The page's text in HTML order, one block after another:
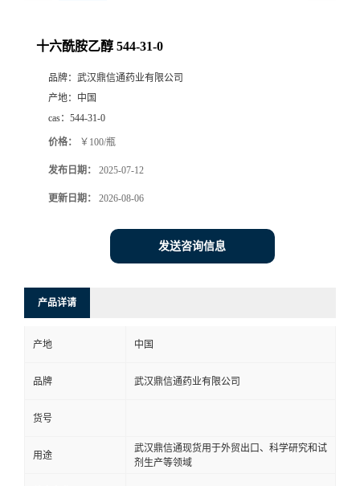
十六酰胺乙醇 544-31-0
品牌： 武汉鼎信通药业有限公司
产地： 中国
cas： 544-31-0
价格： ￥100/瓶
发布日期： 2025-07-12
更新日期： 2026-08-06
发送咨询信息
产品详请
产地 中国
品牌 武汉鼎信通药业有限公司
货号
用途
武汉鼎信通现货用于外贸出口、科学研究和试
剂生产等领域